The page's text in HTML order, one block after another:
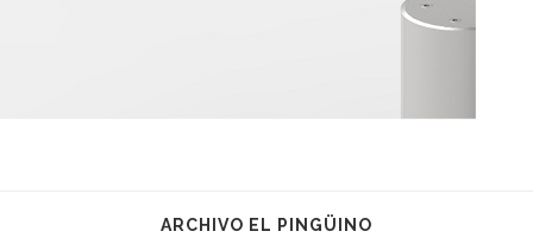
ARCHIVO EL PINGÜINO